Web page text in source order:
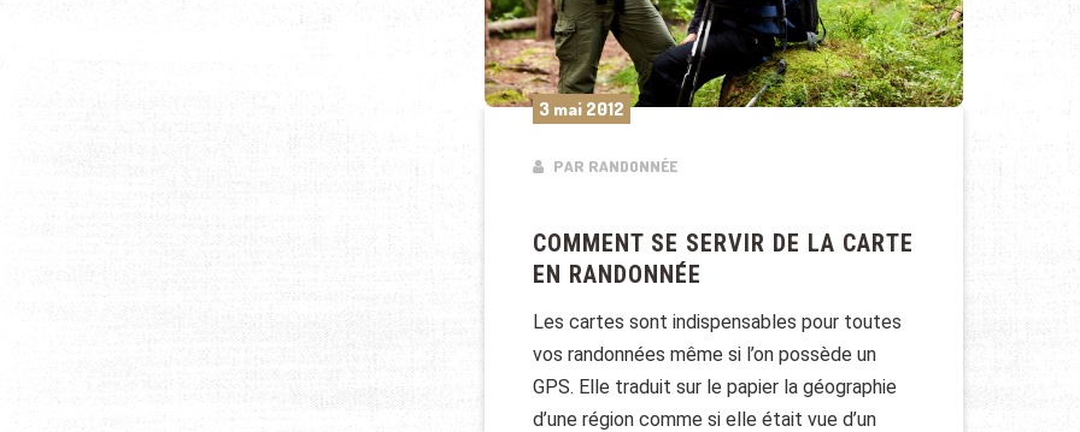
3 mai 2012
PAR RANDONNÉE
COMMENT SE SERVIR DE LA CARTE
EN RANDONNÉE
Les cartes sont indispensables pour toutes
vos randonnées même si l’on possède un
GPS. Elle traduit sur le papier la géographie
d’une région comme si elle était vue d’un